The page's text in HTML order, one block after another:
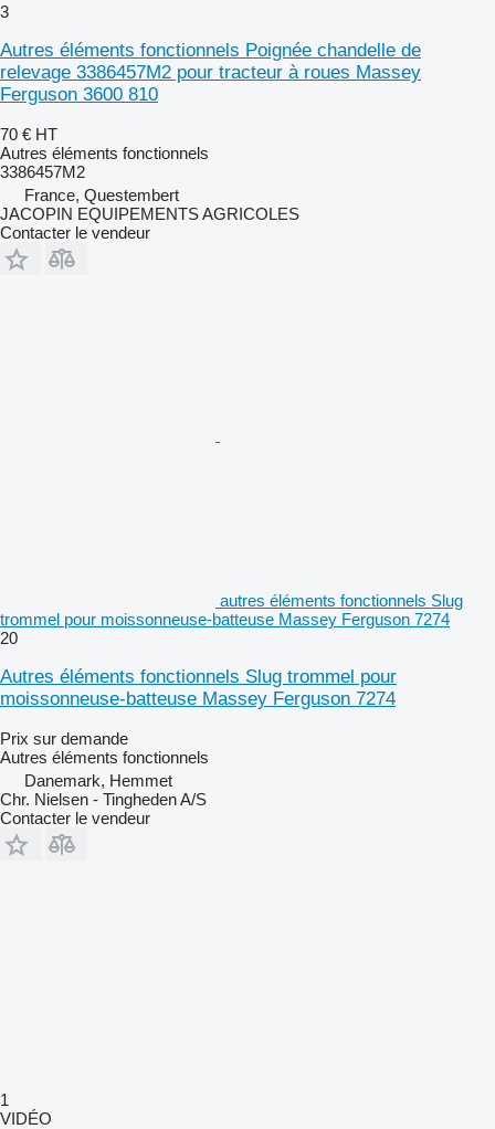
3
Autres éléments fonctionnels Poignée chandelle de
relevage 3386457M2 pour tracteur à roues Massey
Ferguson 3600 810
70 € HT
Autres éléments fonctionnels
3386457M2
France, Questembert
JACOPIN EQUIPEMENTS AGRICOLES
Contacter le vendeur
autres éléments fonctionnels Slug
trommel pour moissonneuse-batteuse Massey Ferguson 7274
20
Autres éléments fonctionnels Slug trommel pour
moissonneuse-batteuse Massey Ferguson 7274
Prix sur demande
Autres éléments fonctionnels
Danemark, Hemmet
Chr. Nielsen - Tingheden A/S
Contacter le vendeur
1
VIDÉO